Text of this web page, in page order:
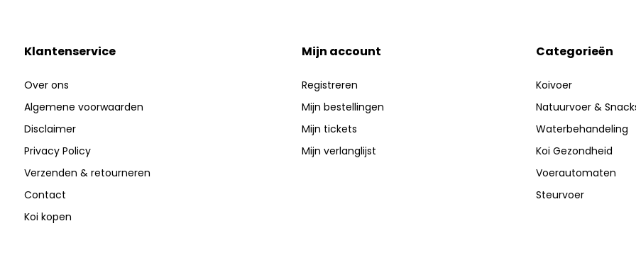
Klantenservice
Over ons
Algemene voorwaarden
Disclaimer
Privacy Policy
Verzenden & retourneren
Contact
Koi kopen
Mijn account
Registreren
Mijn bestellingen
Mijn tickets
Mijn verlanglijst
Categorieën
Koivoer
Natuurvoer &
Waterbehandeling
Koi Gezondheid
Voerautomaten
Steurvoer